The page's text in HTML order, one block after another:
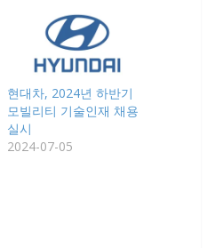
현대차, 2024년 하반기
모빌리티 기술인재 채용
실시
2024-07-05